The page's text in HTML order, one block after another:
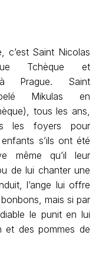
c’est Saint Nicolas
Tchèque et
Prague. Saint
Mikulas en
tous les ans,
les foyers pour
s’ils ont été
même qu’il leur
de lui chanter une
l’ange lui offre
mais si par
le punit en lui
et des pommes de